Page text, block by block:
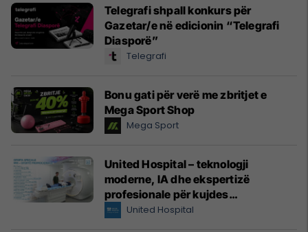
Telegrafi shpall konkurs për
Gazetar/e në edicionin “Telegrafi
Diasporë”
Telegrafi
Bonu gati për verë me zbritjet e
Mega Sport Shop
Mega Sport
United Hospital – teknologji
moderne, IA dhe ekspertizë
profesionale për kujdes
shëndetësor me standarde
United Hospital